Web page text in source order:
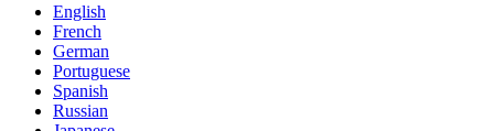
English
French
German
Portuguese
Spanish
Russian